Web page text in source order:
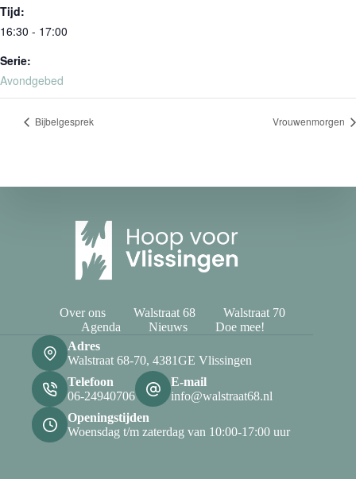
Tijd:
16:30 - 17:00
Serie:
Avondgebed
Bijbelgesprek Vrouwenmorgen
Over ons Walstraat 68
Walstraat 70
Agenda
Nieuws
Doe mee!
Adres
Walstraat 68-70, 4381GE Vlissingen
Telefoon
06-24940706
E-mail
info@walstraat68.nl
Openingstijden
Woensdag t/m zaterdag van 10:00-17:00 uur